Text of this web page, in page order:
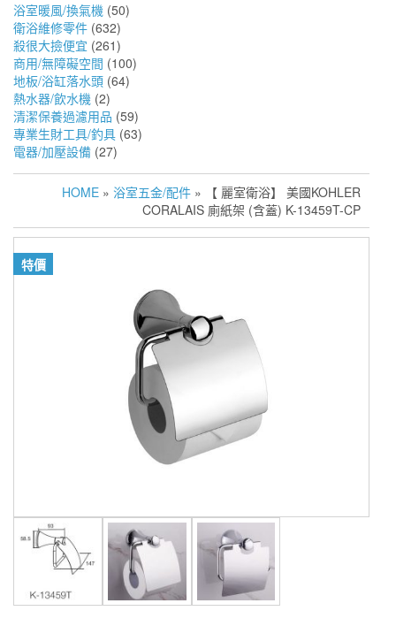
浴室暖風/換氣機 (50)
衛浴維修零件 (632)
殺很大撿便宜 (261)
商用/無障礙空間 (100)
地板/浴缸落水頭 (64)
熱水器/飲水機 (2)
清潔保養過濾用品 (59)
專業生財工具/釣具 (63)
電器/加壓設備 (27)
HOME » 浴室五金/配件 » 【 麗室衛浴】 美國KOHLER
CORALAIS 廁紙架 (含蓋) K-13459T-CP
特價